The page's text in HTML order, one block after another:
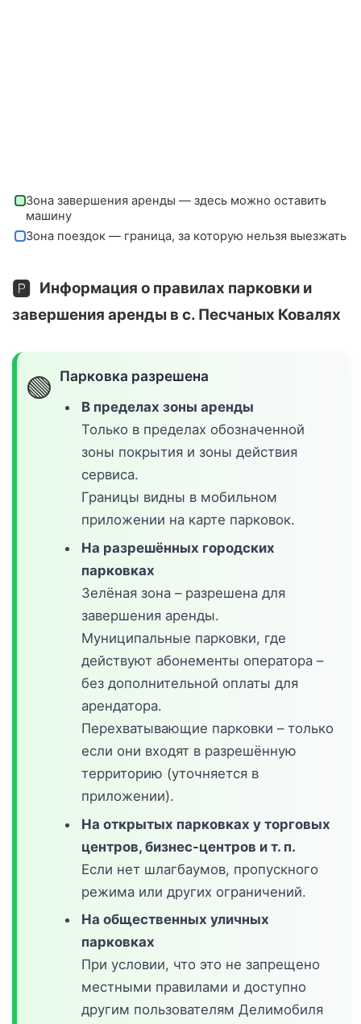
Зона завершения аренды — здесь можно оставить
машину
Зона поездок — граница, за которую нельзя выезжать
🅿️ Информация о правилах парковки и
завершения аренды в с. Песчаных Ковалях
🟢 Парковка разрешена
В пределах зоны аренды
Только в пределах обозначенной
зоны покрытия и зоны действия
сервиса.
Границы видны в мобильном
приложении на карте парковок.
На разрешённых городских
парковках
Зелёная зона – разрешена для
завершения аренды.
Муниципальные парковки, где
действуют абонементы оператора –
без дополнительной оплаты для
арендатора.
Перехватывающие парковки – только
если они входят в разрешённую
территорию (уточняется в
приложении).
На открытых парковках у торговых
центров, бизнес-центров и т. п.
Если нет шлагбаумов, пропускного
режима или других ограничений.
На общественных уличных
парковках
При условии, что это не запрещено
местными правилами и доступно
другим пользователям Делимобиля